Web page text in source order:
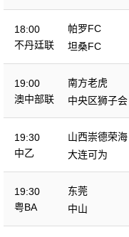
18:00
不丹廷联
帕罗FC
坦桑FC
19:00
澳中部联
南方老虎
中央区狮子会
19:30
中乙
山西崇德荣海
大连可为
19:30
粤BA
东莞
中山